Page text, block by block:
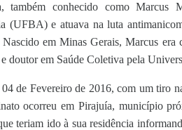
conhecido como Marcus
(UFBA) e atuava na luta
em Minas Gerais, Marcus era
doutor em Saúde Coletiva pela
de Fevereiro de 2016, com um tiro
ocorreu em Pirajuía, município
teriam ido à sua residência